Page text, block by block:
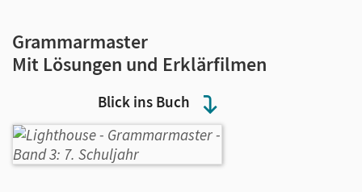
Blick ins Buch
Grammarmaster
Mit Lösungen und Erklärfilmen